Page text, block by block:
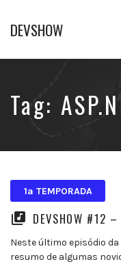
DEVSHOW
em
Tag:
1ª TEMPORADA
DEVSHOW #12
Neste último episódio
resumo de algumas